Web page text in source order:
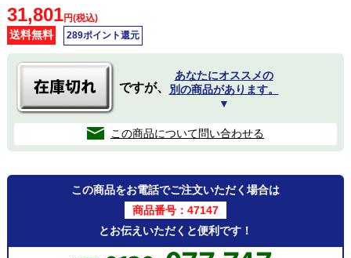
31,801円(税込)
送料無料 289ポイント還元
ですが、
あなたにオススメの
別の商品があります。
▼
この商品について問い合わせる
この商品をお電話でご注文いただく場合は
商品番号：47147
とお伝えいただくと便利です！